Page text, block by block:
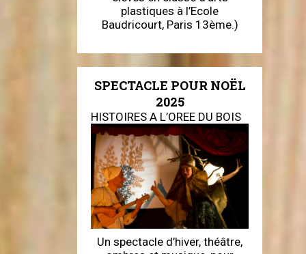
plastiques à l’Ecole
Baudricourt, Paris 13ème.)
SPECTACLE POUR NOËL
2025
HISTOIRES A L’OREE DU BOIS
Un spectacle d’hiver, théâtre,